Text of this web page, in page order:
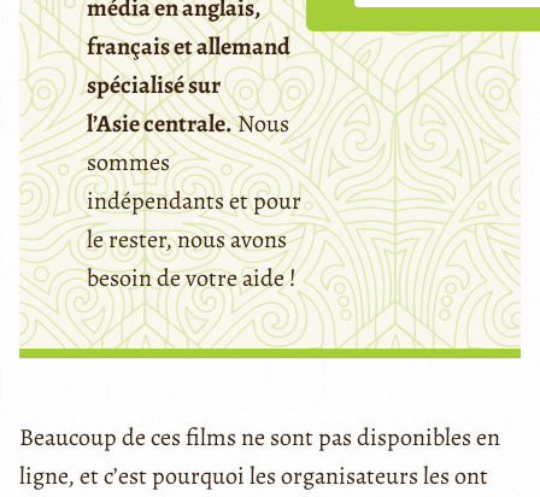
média en anglais,
français et allemand
spécialisé sur
l’Asie centrale.Nous
sommes
indépendants et pour
le rester, nous avons
besoin de votre aide !
Beaucoup de ces films ne sont pas disponibles en
ligne, et c’est pourquoi les organisateurs les ont